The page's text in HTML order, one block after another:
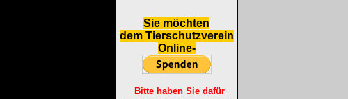
Sie möchten
dem Tierschutzverein
Online-
Bitte haben Sie dafür